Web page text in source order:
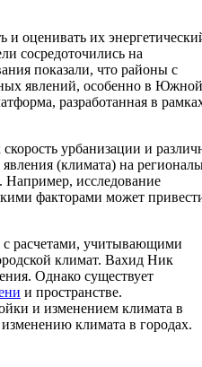
и оценивать их
сосредоточились на
показали, что районы с
явлений, особенно в Южной
разработанная в
скорость урбанизации и
(климата) на
Например, исследование
факторами может
с расчетами, учитывающими
климат. Вахид Ник
Однако существует
и пространстве.
и изменением климата в
климата в городах.